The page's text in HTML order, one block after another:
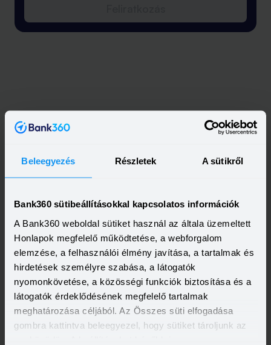
Beleegyezés Részletek A sütikről
Bank360 sütibeállításokkal kapcsolatos információk
A Bank360 weboldal sütiket használ az általa üzemeltett
Honlapok megfelelő működtetése, a webforgalom
elemzése, a felhasználói élmény javítása, a tartalmak és
hirdetések személyre szabása, a látogatók
nyomonkövetése, a közösségi funkciók biztosítása és a
látogatók érdeklődésének megfelelő tartalmak
meghatározása céljából. Az Összes süti elfogadása
gombra kattintva beleegyezel, hogy sütiket tároljunk az
Kapcsolódó címkék